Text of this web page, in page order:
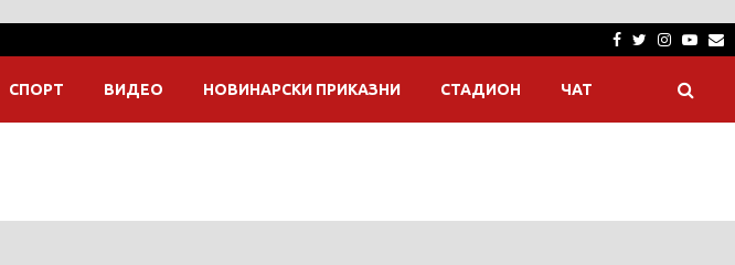
Facebook
Twitter
СПОРТ ВИДЕО НОВИНАРСКИ ПРИКАЗНИ СТАДИОН ЧАТ